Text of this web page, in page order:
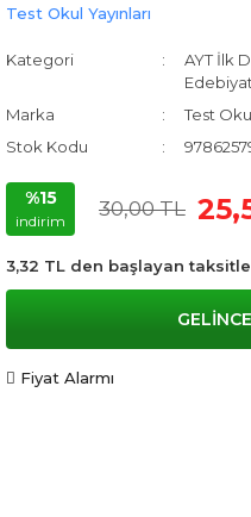
Test Okul Yayınları
Kategori AYT İlk
Marka
Test
Stok Kodu
%15
indirim
30,00 TL
3,32 TL den başlayan
Fiyat Alarmı